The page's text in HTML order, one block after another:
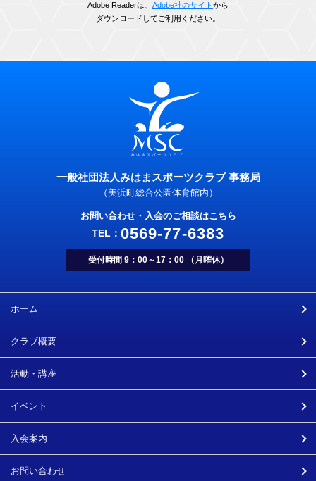
Adobe Readerは、 Adobe社のサイトから
ダウンロードしてご利⽤ください。
一般社団法人みはまスポーツクラブ 事務局
（美浜町総合公園体育館内）
お問い合わせ・入会のご相談はこちら
0569-77-6383
受付時間 9：00～17：00 （月曜休）
ホーム
クラブ概要
活動・講座
イベント
入会案内
お問い合わせ